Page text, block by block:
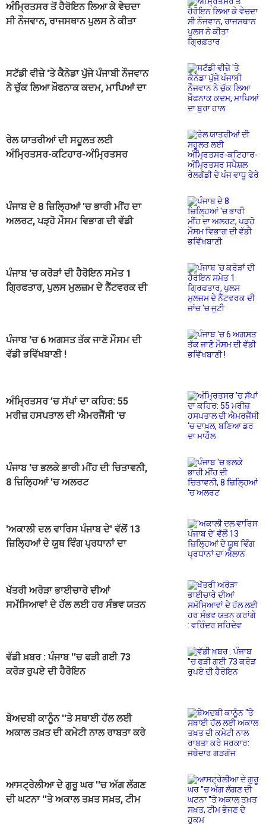
ਅੰਮ੍ਰਿਤਸਰ ਤੋਂ ਹੈਰੋਇਨ ਲਿਆ ਕੇ ਵੇਚਦਾ
ਸੀ ਨੌਜਵਾਨ, ਰਾਜਸਥਾਨ ਪੁਲਸ ਨੇ ਕੀਤਾ
ਸਟੱਡੀ ਵੀਜ਼ੇ 'ਤੇ ਕੈਨੇਡਾ ਪੁੱਜੇ ਪੰਜਾਬੀ ਨੌਜਵਾਨ
ਨੇ ਚੁੱਕ ਲਿਆ ਖ਼ੌਫਨਾਕ ਕਦਮ, ਮਾਪਿਆਂ ਦਾ
ਰੇਲ ਯਾਤਰੀਆਂ ਦੀ ਸਹੂਲਤ ਲਈ
ਅੰਮ੍ਰਿਤਸਰ-ਕਟਿਹਾਰ-ਅੰਮ੍ਰਿਤਸਰ
ਪੰਜਾਬ ਦੇ 8 ਜ਼ਿਲ੍ਹਿਆਂ 'ਚ ਭਾਰੀ ਮੀਂਹ ਦਾ
ਅਲਰਟ, ਪੜ੍ਹੋ ਮੌਸਮ ਵਿਭਾਗ ਦੀ ਵੱਡੀ
ਪੰਜਾਬ 'ਚ ਕਰੋੜਾਂ ਦੀ ਹੈਰੋਇਨ ਸਮੇਤ 1
ਗ੍ਰਿਫਤਾਰ, ਪੁਲਸ ਮੁਲਜ਼ਮ ਦੇ ਨੈੱਟਵਰਕ ਦੀ
ਪੰਜਾਬ 'ਚ 6 ਅਗਸਤ ਤੱਕ ਜਾਣੋ ਮੌਸਮ ਦੀ
ਵੱਡੀ ਭਵਿੱਖਬਾਣੀ !
ਅੰਮ੍ਰਿਤਸਰ ’ਚ ਸੱਪਾਂ ਦਾ ਕਹਿਰ: 55
ਮਰੀਜ਼ ਹਸਪਤਾਲ ਦੀ ਐਮਰਜੈਂਸੀ 'ਚ
ਪੰਜਾਬ 'ਚ ਭਲਕੇ ਭਾਰੀ ਮੀਂਹ ਦੀ ਚਿਤਾਵਨੀ,
8 ਜ਼ਿਲ੍ਹਿਆਂ 'ਚ ਅਲਰਟ
'ਅਕਾਲੀ ਦਲ ਵਾਰਿਸ ਪੰਜਾਬ ਦੇ' ਵੱਲੋਂ 13
ਜ਼ਿਲ੍ਹਿਆਂ ਦੇ ਯੂਥ ਵਿੰਗ ਪ੍ਰਧਾਨਾਂ ਦਾ
ਖੱਤਰੀ ਅਰੋੜਾ ਭਾਈਚਾਰੇ ਦੀਆਂ
ਸਮੱਸਿਆਵਾਂ ਦੇ ਹੱਲ ਲਈ ਹਰ ਸੰਭਵ ਯਤਨ
ਵੱਡੀ ਖ਼ਬਰ : ਪੰਜਾਬ ''ਚ ਫੜੀ ਗਈ 73
ਕਰੋੜ ਰੁਪਏ ਦੀ ਹੈਰੋਇਨ
ਬੇਅਦਬੀ ਕਾਨੂੰਨ ''ਤੇ ਸਥਾਈ ਹੱਲ ਲਈ
ਅਕਾਲ ਤਖ਼ਤ ਦੀ ਕਮੇਟੀ ਨਾਲ ਰਾਬਤਾ ਕਰੇ
ਆਸਟ੍ਰੇਲੀਆ ਦੇ ਗੁਰੂ ਘਰ ''ਚ ਅੱਗ ਲੱਗਣ
ਦੀ ਘਟਨਾ ''ਤੇ ਅਕਾਲ ਤਖ਼ਤ ਸਖ਼ਤ, ਟੀਮ